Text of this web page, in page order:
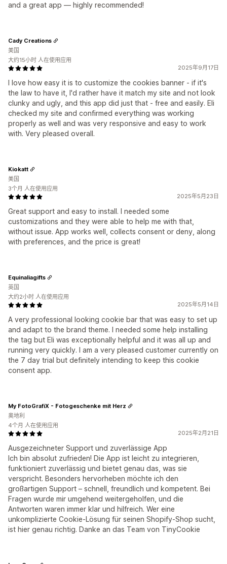
and a great app — highly recommended!
2025年9月17日
I love how easy it is to customize the cookies banner - if it's
the law to have it, I'd rather have it match my site and not look
clunky and ugly, and this app did just that - free and easily. Eli
checked my site and confirmed everything was working
properly as well and was very responsive and easy to work
with. Very pleased overall.
Cady Creations
美国
大约15小时 人在使用应用
2025年5月23日
Great support and easy to install. I needed some
customizations and they were able to help me with that,
without issue. App works well, collects consent or deny, along
with preferences, and the price is great!
Kiokatt
美国
3个月 人在使用应用
2025年5月14日
A very professional looking cookie bar that was easy to set up
and adapt to the brand theme. I needed some help installing
the tag but Eli was exceptionally helpful and it was all up and
running very quickly. I am a very pleased customer currently on
the 7 day trial but definitely intending to keep this cookie
consent app.
Equinaliagifts
英国
大约2小时 人在使用应用
2025年2月21日
Ausgezeichneter Support und zuverlässige App
Ich bin absolut zufrieden! Die App ist leicht zu integrieren,
funktioniert zuverlässig und bietet genau das, was sie
verspricht. Besonders hervorheben möchte ich den
großartigen Support – schnell, freundlich und kompetent. Bei
Fragen wurde mir umgehend weitergeholfen, und die
Antworten waren immer klar und hilfreich. Wer eine
unkomplizierte Cookie-Lösung für seinen Shopify-Shop sucht,
ist hier genau richtig. Danke an das Team von TinyCookie
My FotoGrafiX - Fotogeschenke mit Herz
奥地利
4个月 人在使用应用